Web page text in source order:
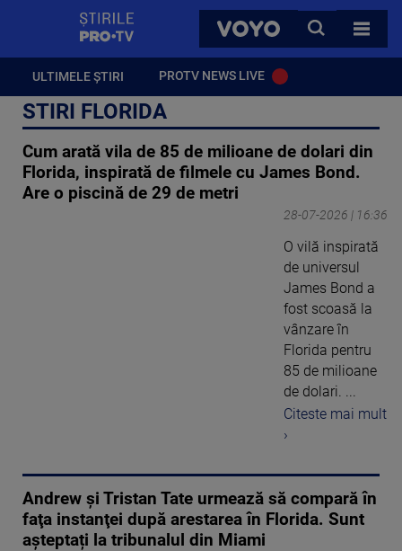
VOYO
CAUTA
TOATE
ULTIMELE ȘTIRI PROTV NEWS LIVE
STIRI FLORIDA
Cum arată vila de 85 de milioane de dolari din
Florida, inspirată de filmele cu James Bond.
Are o piscină de 29 de metri
28-07-2026 | 16:36
O vilă inspirată
de universul
James Bond a
fost scoasă la
vânzare în
Florida pentru
85 de milioane
de dolari. ...
Citeste mai mult
›
Andrew şi Tristan Tate urmează să compară în
faţa instanţei după arestarea în Florida. Sunt
așteptați la tribunalul din Miami